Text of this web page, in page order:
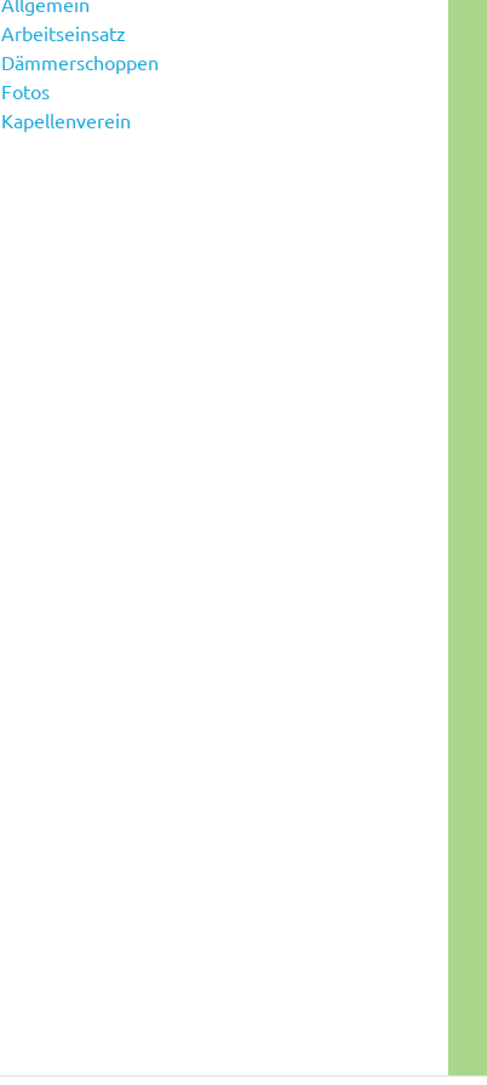
Arbeitseinsatz
Dämmerschoppen
Fotos
Kapellenverein